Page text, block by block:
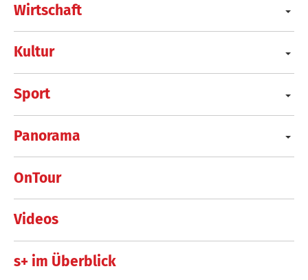
Wirtschaft
Kultur
Sport
Panorama
OnTour
Videos
s+ im Überblick